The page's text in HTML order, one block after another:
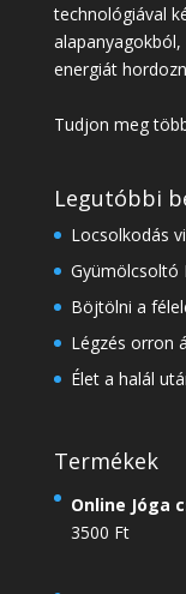
technológiával
energiát
Tudjon meg
Legutóbbi
Locsolkodás
Gyümölcsoltó
Böjtölni a
Légzés orron
Élet a halál
Termékek
Online Jóga
3500 Ft